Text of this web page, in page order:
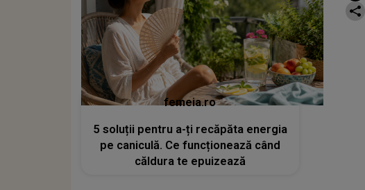
femeia.ro
5 soluții pentru a-ți recăpăta energia
pe caniculă. Ce funcționează când
căldura te epuizează